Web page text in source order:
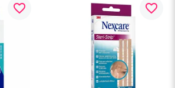
favorite_border favorite_border